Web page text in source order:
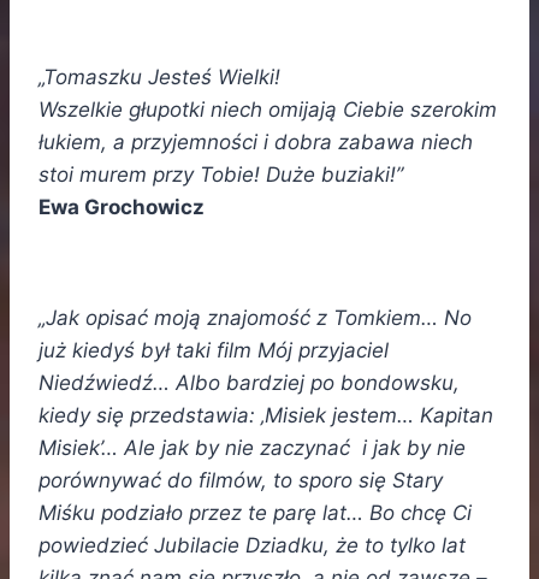
„Tomaszku Jesteś Wielki!
Wszelkie głupotki niech omijają Ciebie szerokim
łukiem, a przyjemności i dobra zabawa niech
stoi murem przy Tobie! Duże buziaki!”
Ewa Grochowicz
„Jak opisać moją znajomość z Tomkiem… No
już kiedyś był taki film Mój przyjaciel
Niedźwiedź… Albo bardziej po bondowsku,
kiedy się przedstawia: ‚Misiek jestem… Kapitan
Misiek’… Ale jak by nie zaczynać i jak by nie
porównywać do filmów, to sporo się Stary
Miśku podziało przez te parę lat… Bo chcę Ci
powiedzieć Jubilacie Dziadku, że to tylko lat